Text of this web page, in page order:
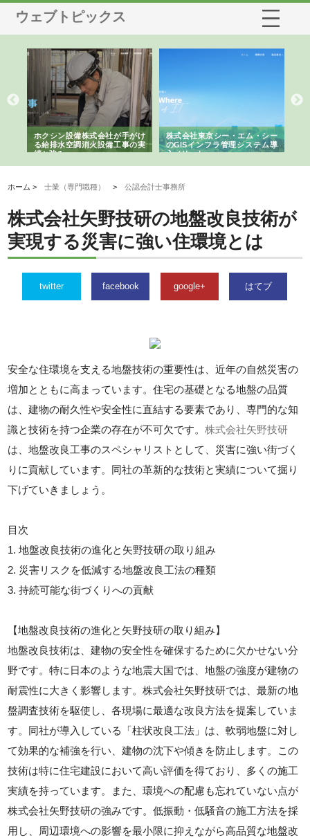
ウェブトピックス
ホクシン設備株式会社が手がけ
る給排水空調消火設備工事の実
績と強み
株式会社東京シー・エム・シー
のGISインフラ管理システム導
入メリット
ホーム >士業（専門職種） >公認会計士事務所
株式会社矢野技研の地盤改良技術が
実現する災害に強い住環境とは
twitter facebook google+ はてブ
安全な住環境を支える地盤技術の重要性は、近年の自然災害の
増加とともに高まっています。住宅の基礎となる地盤の品質
は、建物の耐久性や安全性に直結する要素であり、専門的な知
識と技術を持つ企業の存在が不可欠です。株式会社矢野技研
は、地盤改良工事のスペシャリストとして、災害に強い街づく
りに貢献しています。同社の革新的な技術と実績について掘り
下げていきましょう。
目次
1. 地盤改良技術の進化と矢野技研の取り組み
2. 災害リスクを低減する地盤改良工法の種類
3. 持続可能な街づくりへの貢献
【地盤改良技術の進化と矢野技研の取り組み】
地盤改良技術は、建物の安全性を確保するために欠かせない分
野です。特に日本のような地震大国では、地盤の強度が建物の
耐震性に大きく影響します。株式会社矢野技研では、最新の地
盤調査技術を駆使し、各現場に最適な改良方法を提案していま
す。同社が導入している「柱状改良工法」は、軟弱地盤に対し
て効果的な補強を行い、建物の沈下や傾きを防止します。この
技術は特に住宅建設において高い評価を得ており、多くの施工
実績を持っています。また、環境への配慮も忘れていない点が
株式会社矢野技研の強みです。低振動・低騒音の施工方法を採
用し、周辺環境への影響を最小限に抑えながら高品質な地盤改